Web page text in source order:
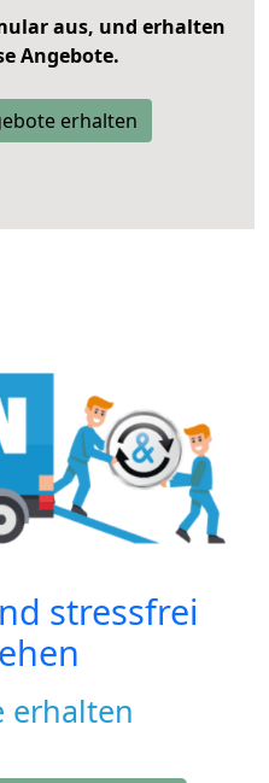
aus, und erhalten
Angebote.
erhalten
stressfrei
erhalten